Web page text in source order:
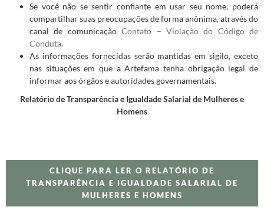
Se você não se sentir confiante em usar seu nome, poderá
compartilhar suas preocupações de forma anônima, através do
canal de comunicaçãoContato – Violação do Código de
Conduta.
As informações fornecidas serão mantidas em sigilo, exceto
nas situações em que a Artefama tenha obrigação legal de
informar aos órgãos e autoridades governamentais.
Relatório de Transparência e Igualdade Salarial de Mulheres e
Homens
CLIQUE PARA LER O RELATÓRIO DE
TRANSPARÊNCIA E IGUALDADE SALARIAL DE
MULHERES E HOMENS